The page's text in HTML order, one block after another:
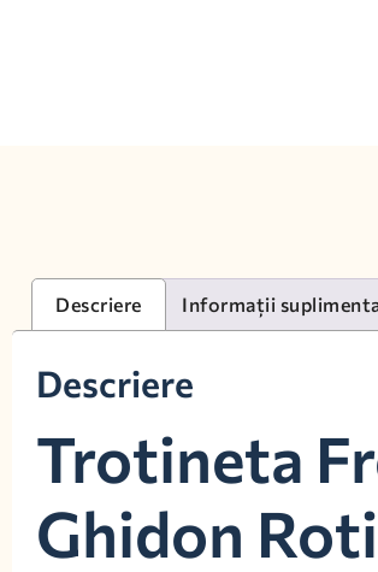
Descriere Informații
Descriere
Trotineta
Ghidon